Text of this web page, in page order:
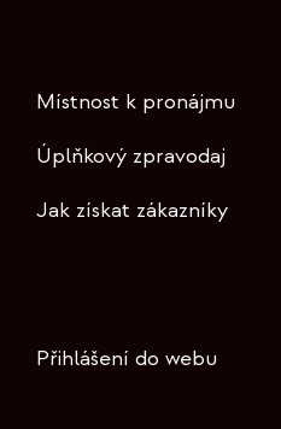
Místnost k pronájmu
Úplňkový zpravodaj
Jak získat zákazníky
Přihlášení do webu